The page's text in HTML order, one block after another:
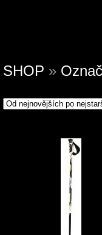
SHOP »